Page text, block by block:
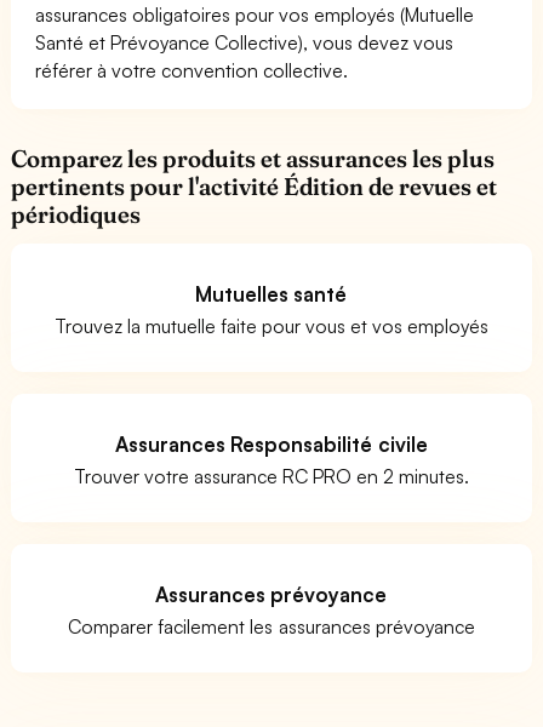
assurances obligatoires pour vos employés (Mutuelle
Santé et Prévoyance Collective), vous devez vous
référer à votre convention collective.
Comparez les produits et assurances les plus
pertinents pour l'activité Édition de revues et
périodiques
Mutuelles santé
Trouvez la mutuelle faite pour vous et vos employés
Assurances Responsabilité civile
Trouver votre assurance RC PRO en 2 minutes.
Assurances prévoyance
Comparer facilement les assurances prévoyance